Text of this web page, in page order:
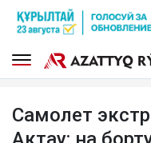
Самолет